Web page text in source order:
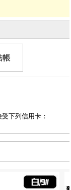
帳
下列信用卡：